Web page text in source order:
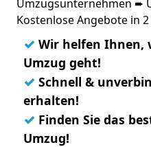
Umzugsunternehmen ➨
Kostenlose Angebote in
✓ Wir helfen Ihnen,
Umzug geht!
✓ Schnell &
erhalten!
✓ Finden Sie das
Umzug!